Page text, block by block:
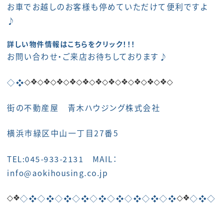
お車でお越しのお客様も停めていただけて便利ですよ
♪
詳しい物件情報はこちらをクリック！！！
お問い合わせ・ご来店お待ちしております♪
◇❖◇❖◇❖◇❖◇❖◇❖◇❖◇❖◇❖◇❖◇❖◇❖◇
街の不動産屋 青木ハウジング株式会社
横浜市緑区中山一丁目27番5
TEL:045-933-2131 MAIL：
info@aokihousing.co.jp
◇❖◇❖◇❖◇❖◇❖◇❖◇❖◇❖◇❖◇❖◇❖◇❖◇